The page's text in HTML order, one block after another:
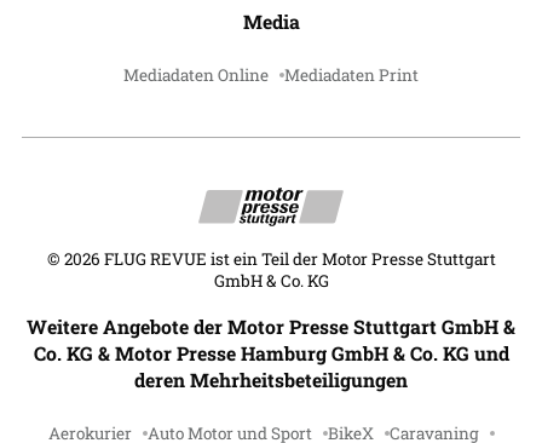
Media
Mediadaten Online Mediadaten Print
© 2026 FLUG REVUE ist ein Teil der Motor Presse Stuttgart
GmbH & Co. KG
Weitere Angebote der Motor Presse Stuttgart GmbH &
Co. KG & Motor Presse Hamburg GmbH & Co. KG und
deren Mehrheitsbeteiligungen
Aerokurier Auto Motor und Sport BikeX Caravaning